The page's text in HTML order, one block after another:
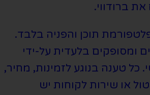
ברודווי.
תוכן והפניה בלבד.
ומסופקים בלעדית על-ידי
כל טענה בנוגע לזמינות, מחיר,
או שירות לקוחות יש